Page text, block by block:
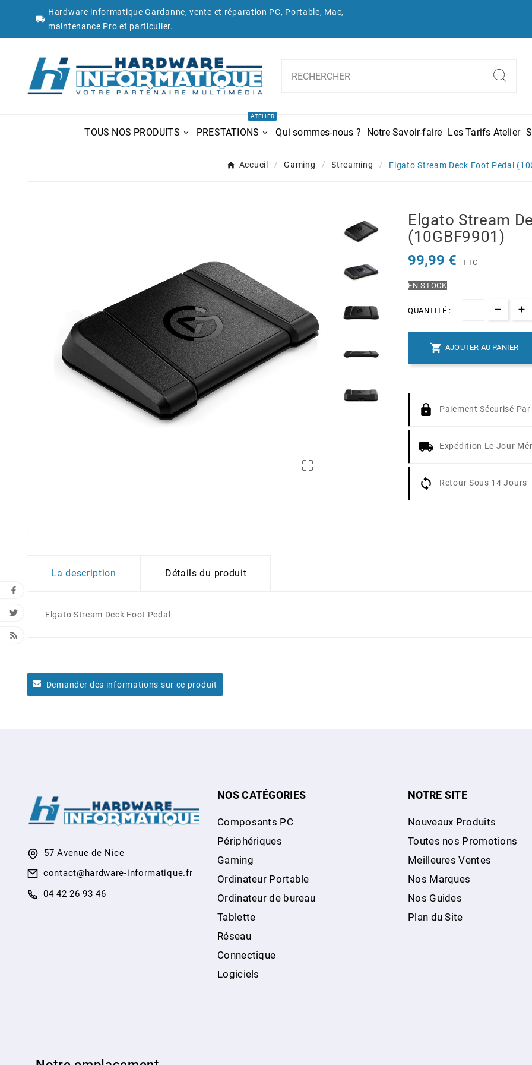

Hardware informatique Gardanne, vente et réparation PC, Portable, Mac,
maintenance Pro et particulier.
TOUS NOS PRODUITS PRESTATIONS
ATELIER
Qui sommes-nous ? Notre Savoir-faire Les Tarifs Atelier
Accueil Gaming Streaming Elgato Stream Deck Foot Pedal

Elgato Stream
(10GBF9901)
99,99 € TTC
EN STOCK
QUANTITÉ :
 AJOUTER AU PANIER
Paiement Sécurisé Par
Expédition Le Jour
Retour Sous 14 Jours
La description Détails du produit
Elgato Stream Deck Foot Pedal
Demander des informations sur ce produit
57 Avenue de Nice
contact@hardware-informatique.fr
04 42 26 93 46
NOS CATÉGORIES
Composants PC
Périphériques
Gaming
Ordinateur Portable
Ordinateur de bureau
Tablette
Réseau
Connectique
Logiciels
NOTRE SITE
Nouveaux Produits
Toutes nos Promotions
Meilleures Ventes
Nos Marques
Nos Guides
Plan du Site